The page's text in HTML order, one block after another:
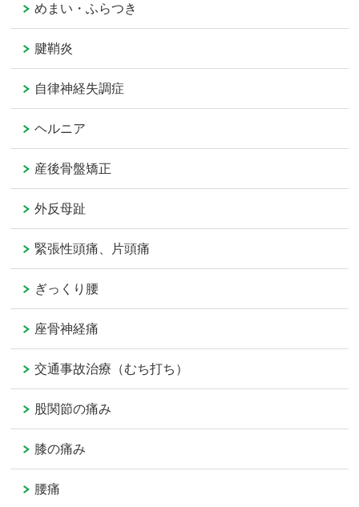
めまい・ふらつき
腱鞘炎
自律神経失調症
ヘルニア
産後骨盤矯正
外反母趾
緊張性頭痛、片頭痛
ぎっくり腰
座骨神経痛
交通事故治療（むち打ち）
股関節の痛み
膝の痛み
腰痛